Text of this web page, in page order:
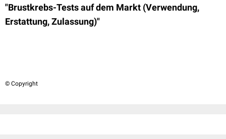
"Brustkrebs-Tests auf dem Markt (Verwendung,
Erstattung, Zulassung)"
© Copyright